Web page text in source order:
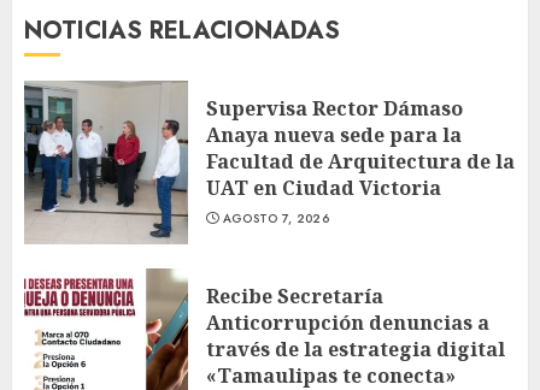
NOTICIAS RELACIONADAS
Supervisa Rector Dámaso
Anaya nueva sede para la
Facultad de Arquitectura de la
UAT en Ciudad Victoria
AGOSTO 7, 2026
Recibe Secretaría
Anticorrupción denuncias a
través de la estrategia digital
«Tamaulipas te conecta»